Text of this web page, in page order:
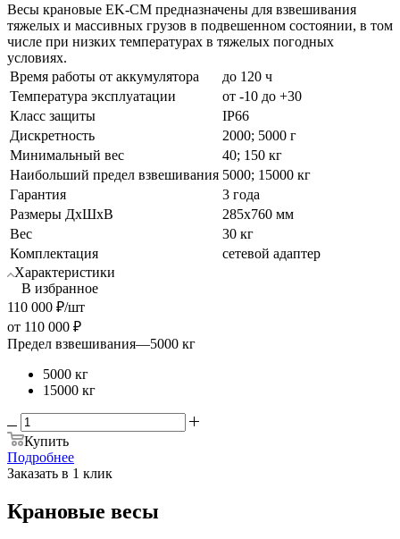
Весы крановые EK-CM предназначены для взвешивания
тяжелых и массивных грузов в подвешенном состоянии, в том
числе при низких температурах в тяжелых погодных
условиях.
Время работы от аккумулятора
до 120 ч
Температура эксплуатации
от -10 до +30
Класс защиты
IP66
Дискретность
2000; 5000 г
Минимальный вес
40; 150 кг
Наибольший предел взвешивания 5000; 15000 кг
Гарантия
3 года
Размеры ДхШхВ
285х760 мм
Вес
30 кг
Комплектация
сетевой адаптер
Характеристики
В избранное
110 000 ₽/шт
от 110 000 ₽
Предел взвешивания—5000 кг
5000 кг
15000 кг
Купить
Подробнее
Заказать в 1 клик
Крановые весы